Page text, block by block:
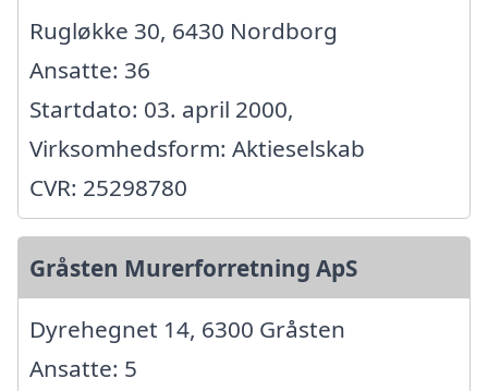
Rugløkke 30, 6430 Nordborg
Ansatte: 36
Startdato: 03. april 2000,
Virksomhedsform: Aktieselskab
CVR: 25298780
Gråsten Murerforretning ApS
Dyrehegnet 14, 6300 Gråsten
Ansatte: 5